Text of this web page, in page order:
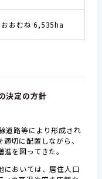
おおむね 6,535ha
決定の方針
道路等により形成され
切に配置しながら、
を図ってきた。
おいては、居住人口